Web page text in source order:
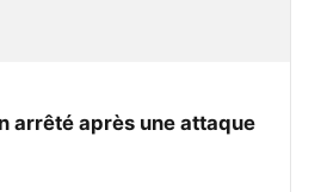
arrêté après une attaque